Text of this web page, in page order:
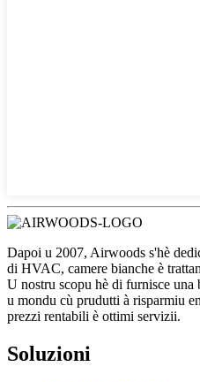
Dapoi u 2007, Airwoods s'hè
di HVAC, camere bianche è
U nostru scopu hè di furnisce
u mondu cù prudutti à risparmiu
prezzi rentabili è ottimi servizii.
Soluzioni